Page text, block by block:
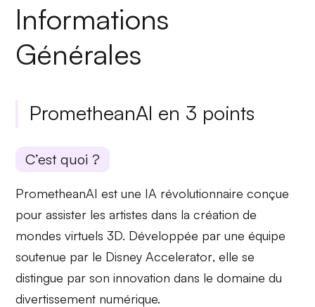
Informations
Générales
PrometheanAI en 3 points
C’est quoi ?
PrometheanAI est une IA révolutionnaire conçue
pourassister les artistes dans la création de
mondes virtuels 3D. Développée par une équipe
soutenue par le Disney Accelerator, elle se
distingue par son innovation dans le domaine du
divertissement numérique.